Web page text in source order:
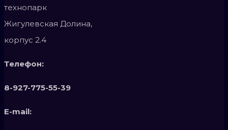
технопарк
Жигулевская Долина,
корпус 2.4
Телефон:
8-927-775-55-39
E-mail: